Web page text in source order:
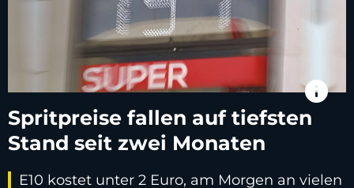
info
Spritpreise fallen auf tiefsten
Stand seit zwei Monaten
E10 kostet unter 2 Euro, am Morgen an vielen